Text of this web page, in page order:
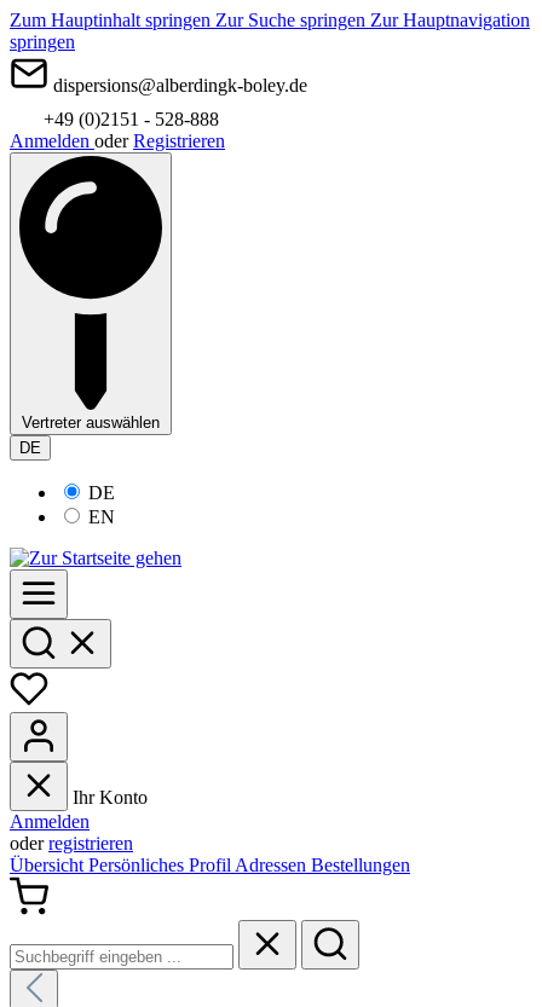
Zum Hauptinhalt springen Zur Suche springen Zur Hauptnavigation
springen
dispersions@alberdingk-boley.de
+49 (0)2151 - 528-888
Anmelden oder Registrieren
Vertreter auswählen
DE
DE
EN
Ihr Konto
Anmelden
oderregistrieren
Übersicht Persönliches Profil Adressen Bestellungen